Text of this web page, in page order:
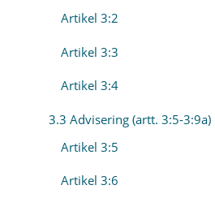
Artikel 3:2
Artikel 3:3
Artikel 3:4
3.3 Advisering (artt. 3:5-3:9a)
Artikel 3:5
Artikel 3:6